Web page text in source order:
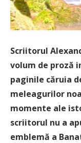
Scriitorul
volum de proză
paginile căruia
meleagurilor
momente ale
scriitorul nu a
emblemă a